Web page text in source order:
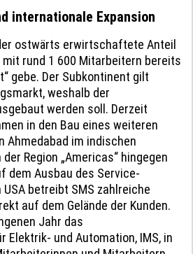
internationale Expansion
ostwärts erwirtschaftete Anteil
rund 1 600 Mitarbeitern bereits
gebe. Der Subkontinent gilt
weshalb der
werden soll. Derzeit
in den Bau eines weiteren
Ahmedabad im indischen
Region „Americas“ hingegen
dem Ausbau des Service-
betreibt SMS zahlreiche
auf dem Gelände der Kunden.
Jahr das
Elektrik- und Automation, IMS, in